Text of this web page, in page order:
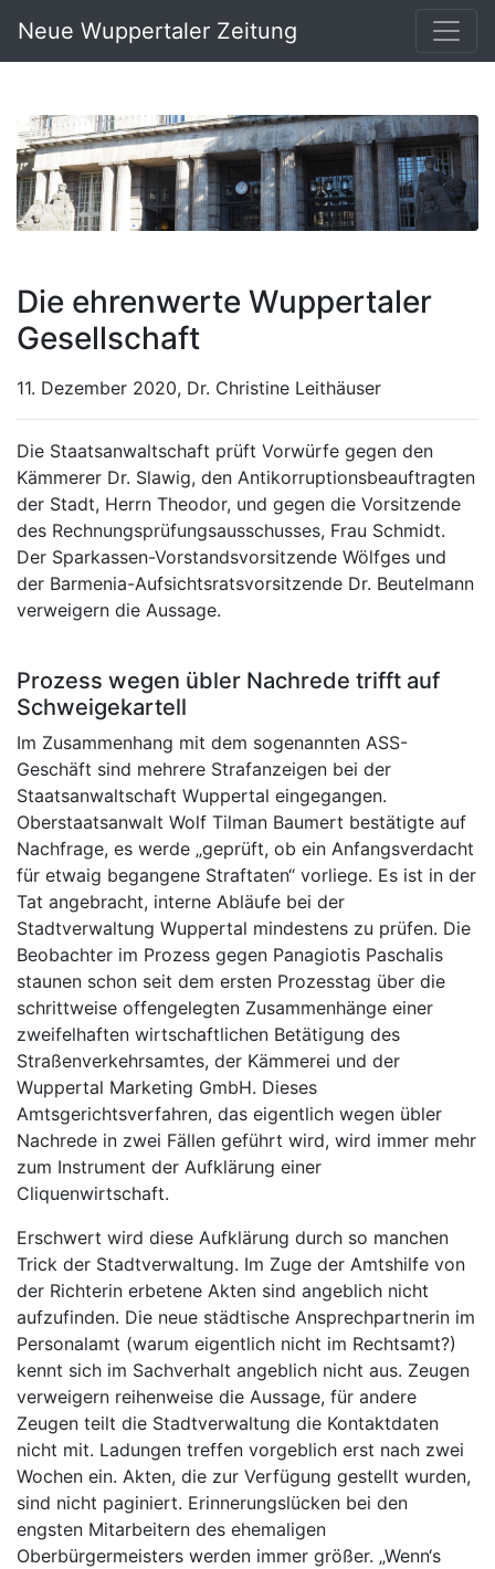
Neue Wuppertaler Zeitung
Die ehrenwerte Wuppertaler
Gesellschaft
11. Dezember 2020, Dr. Christine Leithäuser
Die Staatsanwaltschaft prüft Vorwürfe gegen den
Kämmerer Dr. Slawig, den Antikorruptionsbeauftragten
der Stadt, Herrn Theodor, und gegen die Vorsitzende
des Rechnungsprüfungsausschusses, Frau Schmidt.
Der Sparkassen-Vorstandsvorsitzende Wölfges und
der Barmenia-Aufsichtsratsvorsitzende Dr. Beutelmann
verweigern die Aussage.
Prozess wegen übler Nachrede trifft auf
Schweigekartell
Im Zusammenhang mit dem sogenannten ASS-
Geschäft sind mehrere Strafanzeigen bei der
Staatsanwaltschaft Wuppertal eingegangen.
Oberstaatsanwalt Wolf Tilman Baumert bestätigte auf
Nachfrage, es werde „geprüft, ob ein Anfangsverdacht
für etwaig begangene Straftaten“ vorliege. Es ist in der
Tat angebracht, interne Abläufe bei der
Stadtverwaltung Wuppertal mindestens zu prüfen. Die
Beobachter im Prozess gegen Panagiotis Paschalis
staunen schon seit dem ersten Prozesstag über die
schrittweise offengelegten Zusammenhänge einer
zweifelhaften wirtschaftlichen Betätigung des
Straßenverkehrsamtes, der Kämmerei und der
Wuppertal Marketing GmbH. Dieses
Amtsgerichtsverfahren, das eigentlich wegen übler
Nachrede in zwei Fällen geführt wird, wird immer mehr
zum Instrument der Aufklärung einer
Cliquenwirtschaft.
Erschwert wird diese Aufklärung durch so manchen
Trick der Stadtverwaltung. Im Zuge der Amtshilfe von
der Richterin erbetene Akten sind angeblich nicht
aufzufinden. Die neue städtische Ansprechpartnerin im
Personalamt (warum eigentlich nicht im Rechtsamt?)
kennt sich im Sachverhalt angeblich nicht aus. Zeugen
verweigern reihenweise die Aussage, für andere
Zeugen teilt die Stadtverwaltung die Kontaktdaten
nicht mit. Ladungen treffen vorgeblich erst nach zwei
Wochen ein. Akten, die zur Verfügung gestellt wurden,
sind nicht paginiert. Erinnerungslücken bei den
engsten Mitarbeitern des ehemaligen
Oberbürgermeisters werden immer größer. „Wenn‘s